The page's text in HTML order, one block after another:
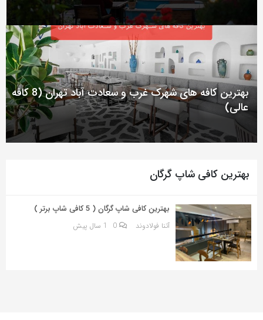
بگذارید.
کپی
لینک
بهترین کافه های شهرک غرب و سعادت آباد تهران (8 کافه
عالی)
بهترین کافی شاپ گرگان
بهترین کافی شاپ گرگان ( 5 کافی شاپ برتر )
آتنا فولادوند 0 1 سال پیش